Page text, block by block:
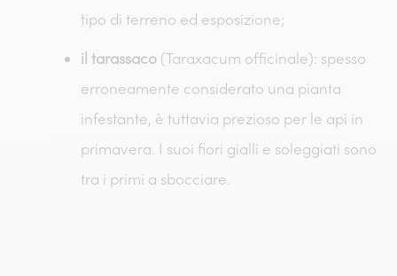
tipo di terreno ed esposizione;
il tarassaco (Taraxacum officinale): spesso
erroneamente considerato una pianta
infestante, è tuttavia prezioso per le api in
primavera. I suoi fiori gialli e soleggiati sono
tra i primi a sbocciare.